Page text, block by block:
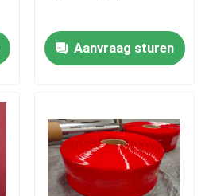
Aanvraag sturen